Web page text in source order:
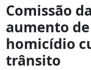
Comissão
aumento
homicídio
trânsito